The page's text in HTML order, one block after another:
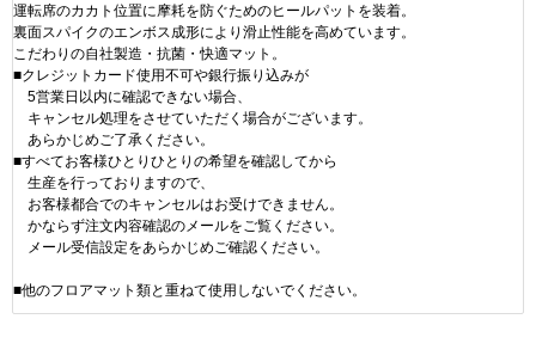
運転席のカカト位置に摩耗を防ぐためのヒールパットを装着。
裏面スパイクのエンボス成形により滑止性能を高めています。
こだわりの自社製造・抗菌・快適マット。
■クレジットカード使用不可や銀行振り込みが
5営業日以内に確認できない場合、
キャンセル処理をさせていただく場合がございます。
あらかじめご了承ください。
■すべてお客様ひとりひとりの希望を確認してから
生産を行っておりますので、
お客様都合でのキャンセルはお受けできません。
かならず注文内容確認のメールをご覧ください。
メール受信設定をあらかじめご確認ください。
■他のフロアマット類と重ねて使用しないでください。